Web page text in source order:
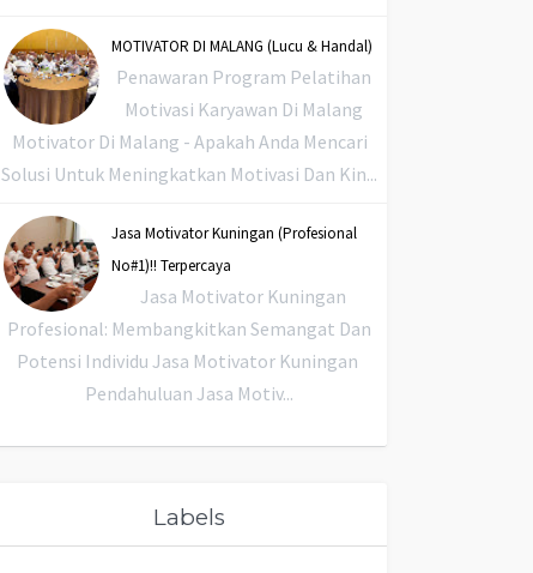
MOTIVATOR DI MALANG (Lucu & Handal)
Penawaran Program Pelatihan
Motivasi Karyawan Di Malang
Motivator Di Malang - Apakah Anda Mencari
Solusi Untuk Meningkatkan Motivasi Dan Kin...
Jasa Motivator Kuningan (Profesional
No#1)!! Terpercaya
Jasa Motivator Kuningan
Profesional: Membangkitkan Semangat Dan
Potensi Individu Jasa Motivator Kuningan
Pendahuluan Jasa Motiv...
Labels